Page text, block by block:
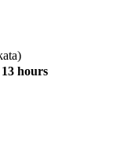
)
hours